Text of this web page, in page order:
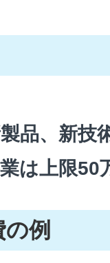
品、新技
は上限50
例